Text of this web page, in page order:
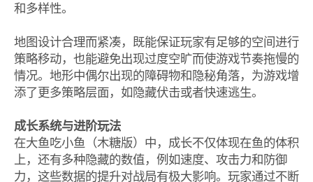
和多样性。
地图设计合理而紧凑，既能保证玩家有足够的空间进行
策略移动，也能避免出现过度空旷而使游戏节奏拖慢的
情况。地形中偶尔出现的障碍物和隐秘角落，为游戏增
添了更多策略层面，如隐藏伏击或者快速逃生。
成长系统与进阶玩法
在大鱼吃小鱼（木糖版）中，成长不仅体现在鱼的体积
上，还有多种隐藏的数值，例如速度、攻击力和防御
力，这些数据的提升对战局有极大影响。玩家通过不断